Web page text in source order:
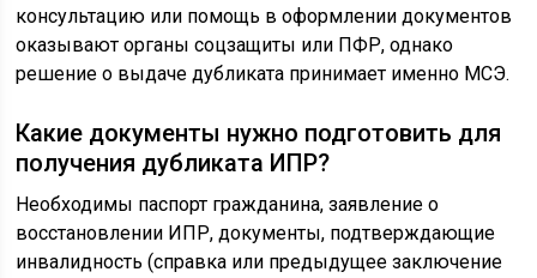
консультацию или помощь в оформлении документов
оказывают органы соцзащиты или ПФР, однако
решение о выдаче дубликата принимает именно МСЭ.
Какие документы нужно подготовить для
получения дубликата ИПР?
Необходимы паспорт гражданина, заявление о
восстановлении ИПР, документы, подтверждающие
инвалидность (справка или предыдущее заключение